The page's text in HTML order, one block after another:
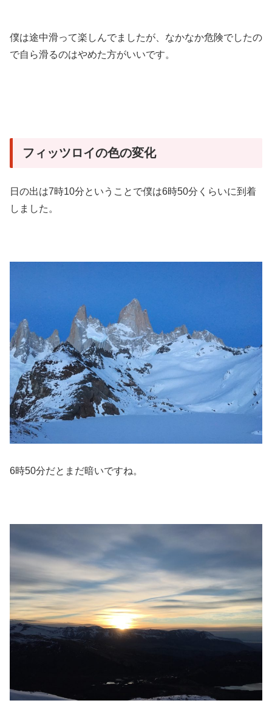
僕は途中滑って楽しんでましたが、なかなか危険でしたの
で自ら滑るのはやめた方がいいです。
フィッツロイの色の変化
日の出は7時10分ということで僕は6時50分くらいに到着
しました。
6時50分だとまだ暗いですね。